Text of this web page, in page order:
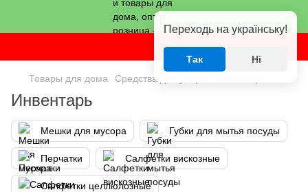
Товары для дома Средства для уборки
Инвентарь
Мешки для мусора Губки для мытья посуды
Перчатки Салфетки вискозные
Салфетки целлюлозные
Переходь на українську!
Так Ні